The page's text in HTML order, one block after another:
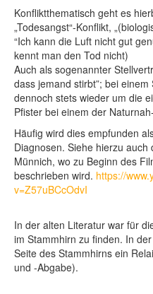
Konfliktthematisch geht es
„Todesangst“-Konflikt,
“Ich kann die Luft nicht gut
kennt man den Tod nicht)
Auch als sogenannter
dass jemand stirbt”; bei
dennoch stets wieder um die
Pfister bei einem der
Häufig wird dies empfunden
Diagnosen. Siehe hierzu
Münnich, wo zu Beginn des
beschrieben wird. https://
v=Z57uBCcOdvI
In der alten Literatur war für
im Stammhirn zu finden. In
Seite des Stammhirns ein
und -Abgabe).